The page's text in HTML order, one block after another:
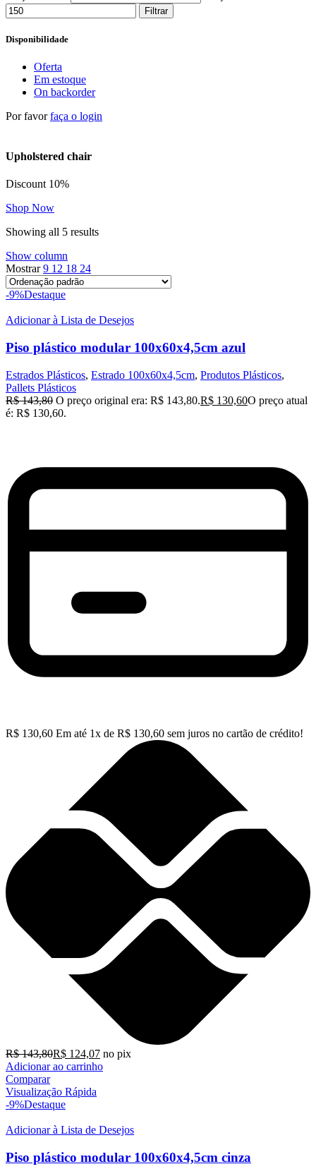
Filtrar
Disponibilidade
Oferta
Em estoque
On backorder
Por favorfaça o login
Upholstered chair
Discount 10%
Shop Now
Showing all 5 results
Show column
Mostrar9 12 18 24
-9%Destaque
Adicionar à Lista de Desejos
Piso plástico modular 100x60x4,5cm azul
Estrados Plásticos, Estrado 100x60x4,5cm, Produtos Plásticos,
Pallets Plásticos
R$143,80 O preço original era: R$ 143,80.R$ 130,60O preço atual
é: R$ 130,60.
R$ 130,60 Em até 1x de R$ 130,60 sem juros no cartão de crédito!
R$143,80R$ 124,07 no pix
Adicionar ao carrinho
Comparar
Visualização Rápida
-9%Destaque
Adicionar à Lista de Desejos
Piso plástico modular 100x60x4,5cm cinza